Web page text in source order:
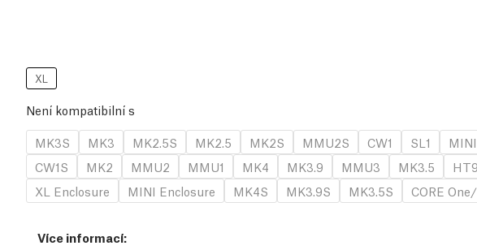
XL
Není kompatibilní s
MK3S
MK3 MK2.5S MK2.5 MK2S MMU2S CW1 SL1 MINI
CW1S
MK2 MMU2 MMU1 MK4 MK3.9 MMU3 MK3.5
XL Enclosure
MINI Enclosure MK4S MK3.9S MK3.5S CORE
Více informací: